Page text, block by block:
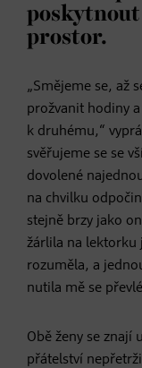
prostor.
„Smějeme se, až
prožvanit hodiny
k druhému,“
svěřujeme se se
dovolené
na chvilku
stejně brzy jako
žárlila na lektorku
rozuměla, a
nutila mě se
Obě ženy se znají
přátelství